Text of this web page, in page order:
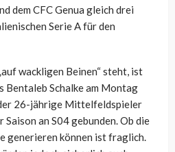
dem CFC Genua gleich drei
Serie A für den
wackligen Beinen“ steht, ist
Bentaleb Schalke am Montag
26-jährige Mittelfeldspieler
Saison an S04 gebunden. Ob die
generieren können ist fraglich.